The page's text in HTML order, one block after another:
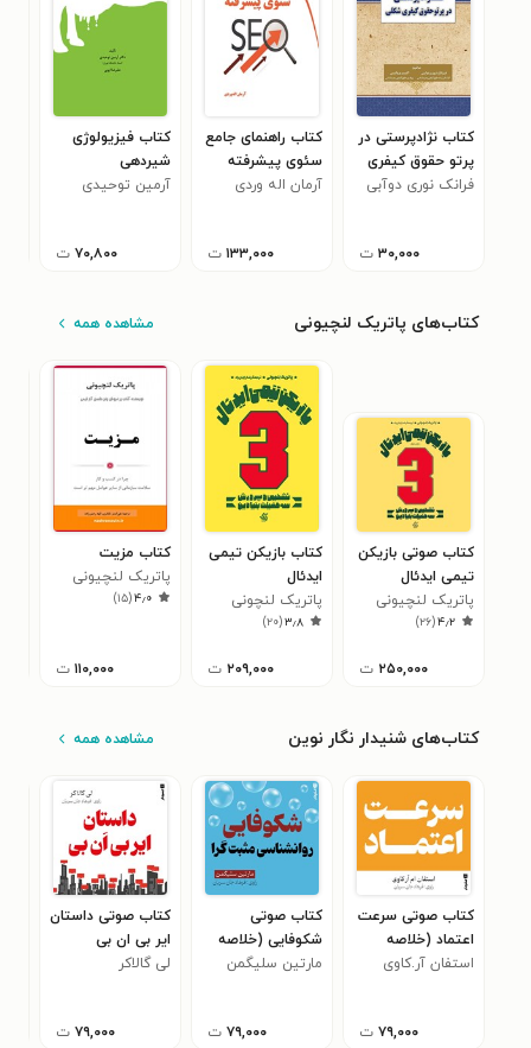
کتاب نژادپرستی در
پرتو حقوق کیفری
شکلی
فرانک نوری دوآبی
۳۰,۰۰۰ ت
کتاب راهنمای جامع
سئوی پیشرفته
(SEO)
آرمان اله وردی
۱۳۳,۰۰۰ ت
کتاب فیزیولوژی
شیردهی
آرمین توحیدی
۷۰,۸۰۰ ت
کتاب‌های پاتریک لنچیونی مشاهده همه
کتاب صوتی بازیکن
تیمی ایدئال
پاتریک لنچیونی
۴٫۲(۲۶)
۲۵۰,۰۰۰ ت
کتاب بازیکن تیمی
ایدئال
پاتریک لنچونی
۳٫۸(۲۰)
۲۰۹,۰۰۰ ت
کتاب مزیت
پاتریک لنچیونی
۴٫۰(۱۵)
۱۱۰,۰۰۰ ت
کتاب‌های شنیدار نگار نوین مشاهده همه
کتاب صوتی سرعت
اعتماد (خلاصه
کتاب)
استفان آر.کاوی
۷۹,۰۰۰ ت
کتاب صوتی
شکوفایی (خلاصه
کتاب)
مارتین سلیگمن
۷۹,۰۰۰ ت
کتاب صوتی داستان
ایر بی ان بی
(خلاصه کتاب)
لی گالاکر
۷۹,۰۰۰ ت